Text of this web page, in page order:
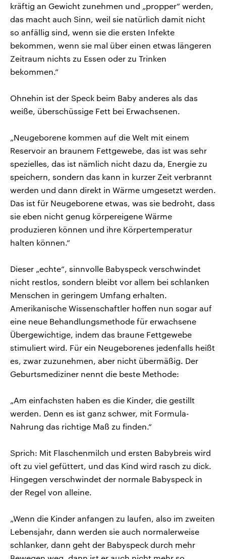
kräftig an Gewicht zunehmen und „propper“ werden,
das macht auch Sinn, weil sie natürlich damit nicht
so anfällig sind, wenn sie die ersten Infekte
bekommen, wenn sie mal über einen etwas längeren
Zeitraum nichts zu Essen oder zu Trinken
bekommen.“
Ohnehin ist der Speck beim Baby anderes als das
weiße, überschüssige Fett bei Erwachsenen.
„Neugeborene kommen auf die Welt mit einem
Reservoir an braunem Fettgewebe, das ist was sehr
spezielles, das ist nämlich nicht dazu da, Energie zu
speichern, sondern das kann in kurzer Zeit verbrannt
werden und dann direkt in Wärme umgesetzt werden.
Das ist für Neugeborene etwas, was sie bedroht, dass
sie eben nicht genug körpereigene Wärme
produzieren können und ihre Körpertemperatur
halten können.“
Dieser „echte“, sinnvolle Babyspeck verschwindet
nicht restlos, sondern bleibt vor allem bei schlanken
Menschen in geringem Umfang erhalten.
Amerikanische Wissenschaftler hoffen nun sogar auf
eine neue Behandlungsmethode für erwachsene
Übergewichtige, indem das braune Fettgewebe
stimuliert wird. Für ein Neugeborenes jedenfalls heißt
es, zwar zuzunehmen, aber nicht übermäßig. Der
Geburtsmediziner nennt die beste Methode:
„Am einfachsten haben es die Kinder, die gestillt
werden. Denn es ist ganz schwer, mit Formula-
Nahrung das richtige Maß zu finden.“
Sprich: Mit Flaschenmilch und ersten Babybreis wird
oft zu viel gefüttert, und das Kind wird rasch zu dick.
Hingegen verschwindet der normale Babyspeck in
der Regel von alleine.
„Wenn die Kinder anfangen zu laufen, also im zweiten
Lebensjahr, dann werden sie auch normalerweise
schlanker, dann geht der Babyspeck durch mehr